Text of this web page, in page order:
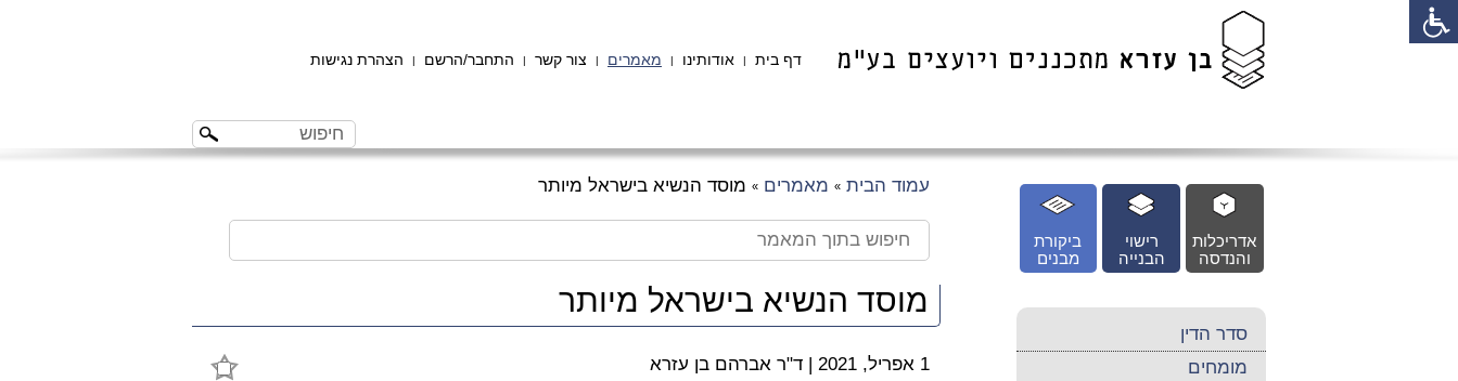
דף בית | אודותינו | מאמרים | צור קשר | התחבר/הרשם | הצהרת נגישות
עמוד הבית » מאמרים » מוסד הנשיא בישראל מיותר
מוסד הנשיא בישראל מיותר
1 אפריל, 2021 | ד"ר אברהם בן עזרא
ביקורת
מבנים
רישוי
הבנייה
אדריכלות
והנדסה
סדר הדין
מומחים